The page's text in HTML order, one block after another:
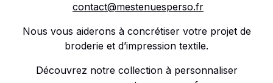
contact@mestenuesperso.fr
Nous vous aiderons à concrétiser votre projet de
broderie et d’impression textile.
Découvrez notre collection à personnaliser